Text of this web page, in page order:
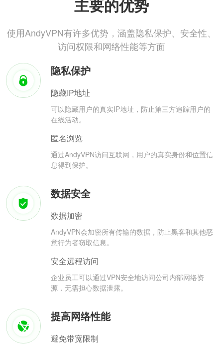
主要的优势
使用AndyVPN有许多优势，涵盖隐私保护、安全性、
访问权限和网络性能等方面
隐私保护
隐藏IP地址
可以隐藏用户的真实IP地址，防止第三方追踪用户的
在线活动。
匿名浏览
通过AndyVPN访问互联网，用户的真实身份和位置信
息得到保护。
数据安全
数据加密
AndyVPN会加密所有传输的数据，防止黑客和其他恶
意行为者窃取信息。
安全远程访问
企业员工可以通过VPN安全地访问公司内部网络资
源，无需担心数据泄露。
提高网络性能
避免带宽限制